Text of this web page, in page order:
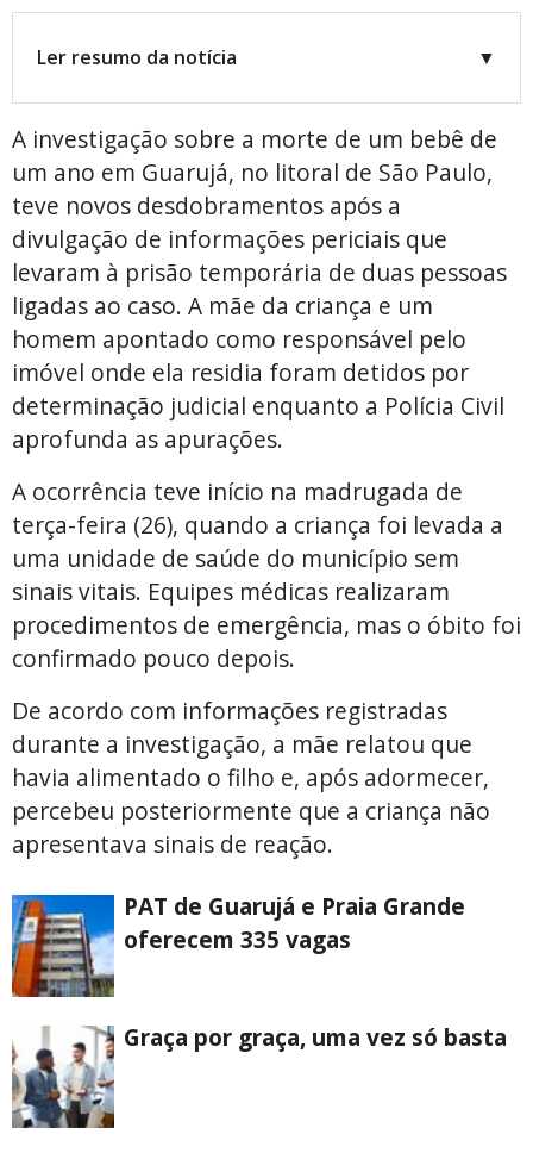
Ler resumo da notícia ▼
A investigação sobre a morte de um bebê de
um ano em Guarujá, no litoral de São Paulo,
teve novos desdobramentos após a
divulgação de informações periciais que
levaram à prisão temporária de duas pessoas
ligadas ao caso. A mãe da criança e um
homem apontado como responsável pelo
imóvel onde ela residia foram detidos por
determinação judicial enquanto a Polícia Civil
aprofunda as apurações.
A ocorrência teve início na madrugada de
terça-feira (26), quando a criança foi levada a
uma unidade de saúde do município sem
sinais vitais. Equipes médicas realizaram
procedimentos de emergência, mas o óbito foi
confirmado pouco depois.
De acordo com informações registradas
durante a investigação, a mãe relatou que
havia alimentado o filho e, após adormecer,
percebeu posteriormente que a criança não
apresentava sinais de reação.
PAT de Guarujá e Praia Grande
oferecem 335 vagas
Graça por graça, uma vez só basta